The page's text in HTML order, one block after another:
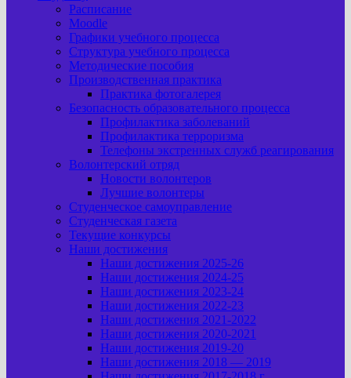
Расписание
Moodle
Графики учебного процесса
Структура учебного процесса
Методические пособия
Производственная практика
Практика фотогалерея
Безопасность образовательного процесса
Профилактика заболеваний
Профилактика терроризма
Телефоны экстренных служб реагирования
Волонтерский отряд
Новости волонтеров
Лучшие волонтеры
Студенческое самоуправление
Студенческая газета
Текущие конкурсы
Наши достижения
Наши достижения 2025-26
Наши достижения 2024-25
Наши достижения 2023-24
Наши достижения 2022-23
Наши достижения 2021-2022
Наши достижения 2020-2021
Наши достижения 2019-20
Наши достижения 2018 — 2019